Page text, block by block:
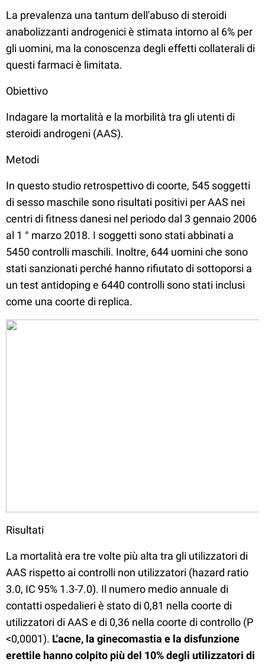
La prevalenza una tantum dell'abuso di steroidi
anabolizzanti androgenici è stimata intorno al 6% per
gli uomini, ma la conoscenza degli effetti collaterali di
questi farmaci è limitata.
Obiettivo
Indagare la mortalità e la morbilità tra gli utenti di
steroidi androgeni (AAS).
Metodi
In questo studio retrospettivo di coorte, 545 soggetti
di sesso maschile sono risultati positivi per AAS nei
centri di fitness danesi nel periodo dal 3 gennaio 2006
al 1 ° marzo 2018. I soggetti sono stati abbinati a
5450 controlli maschili. Inoltre, 644 uomini che sono
stati sanzionati perché hanno rifiutato di sottoporsi a
un test antidoping e 6440 controlli sono stati inclusi
come una coorte di replica.
Risultati
La mortalità era tre volte più alta tra gli utilizzatori di
AAS rispetto ai controlli non utilizzatori (hazard ratio
3.0, IC 95% 1.3-7.0). Il numero medio annuale di
contatti ospedalieri è stato di 0,81 nella coorte di
utilizzatori di AAS e di 0,36 nella coorte di controllo (P
<0,0001). L'acne, la ginecomastia e la disfunzione
erettile hanno colpito più del 10% degli utilizzatori di